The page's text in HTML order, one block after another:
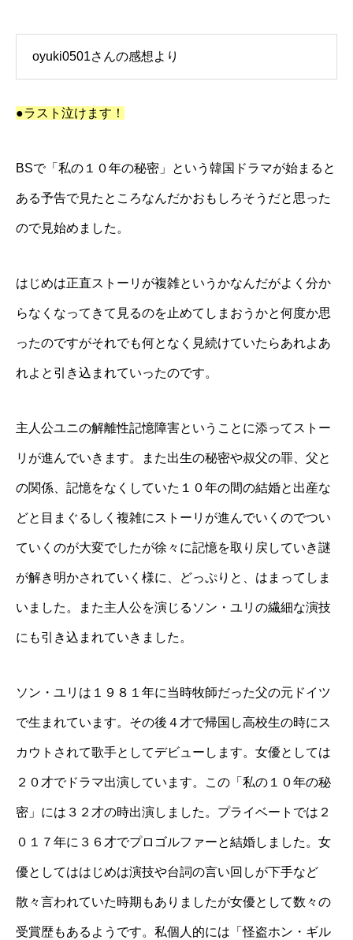
oyuki0501さんの感想より
●ラスト泣けます！
BSで「私の１０年の秘密」という韓国ドラマが始まると
ある予告で見たところなんだかおもしろそうだと思った
ので見始めました。
はじめは正直ストーリが複雑というかなんだがよく分か
らなくなってきて見るのを止めてしまおうかと何度か思
ったのですがそれでも何となく見続けていたらあれよあ
れよと引き込まれていったのです。
主人公ユニの解離性記憶障害ということに添ってストー
リが進んでいきます。また出生の秘密や叔父の罪、父と
の関係、記憶をなくしていた１０年の間の結婚と出産な
どと目まぐるしく複雑にストーリが進んでいくのでつい
ていくのが大変でしたが徐々に記憶を取り戻していき謎
が解き明かされていく様に、どっぷりと、はまってしま
いました。また主人公を演じるソン・ユリの繊細な演技
にも引き込まれていきました。
ソン・ユリは１９８１年に当時牧師だった父の元ドイツ
で生まれています。その後４才で帰国し高校生の時にス
カウトされて歌手としてデビューします。女優としては
２０才でドラマ出演しています。この「私の１０年の秘
密」には３２才の時出演しました。プライベートでは２
０１７年に３６才でプロゴルファーと結婚しました。女
優としてははじめは演技や台詞の言い回しが下手など
散々言われていた時期もありましたが女優として数々の
受賞歴もあるようです。私個人的には「怪盗ホン・ギル